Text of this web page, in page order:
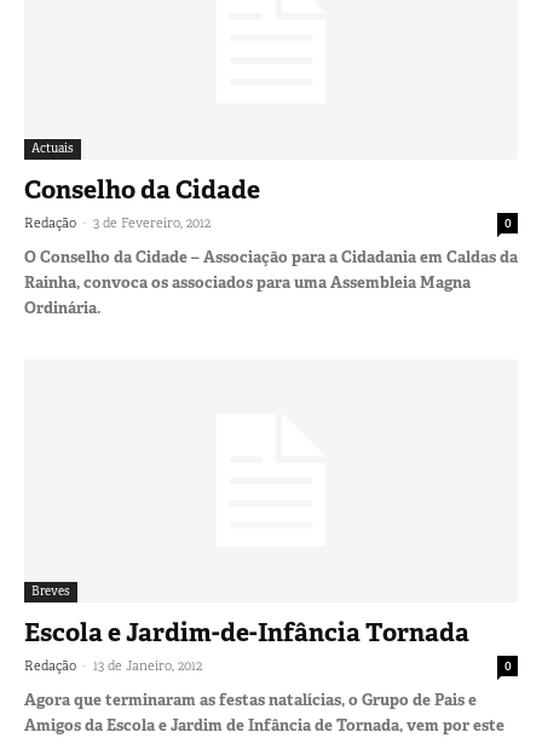
Actuais
Conselho da Cidade
Redação - 3 de Fevereiro, 2012 0
O Conselho da Cidade – Associação para a Cidadania em Caldas da
Rainha, convoca os associados para uma Assembleia Magna
Ordinária.
Breves
Escola e Jardim-de-Infância Tornada
Redação - 13 de Janeiro, 2012 0
Agora que terminaram as festas natalícias, o Grupo de Pais e
Amigos da Escola e Jardim de Infância de Tornada, vem por este